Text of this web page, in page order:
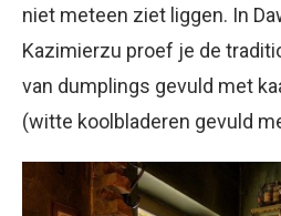
niet meteen ziet liggen. In
Kazimierzu proef je de
van dumplings gevuld met
(witte koolbladeren gevuld